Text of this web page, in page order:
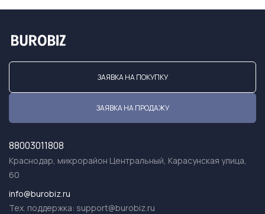
ЗАЯВКА НА ПОКУПКУ
ЗАЯВКА НА ПРОДАЖУ
88003011808
Краснодар, микрорайон Центральный, Карасунская улица,
60
info@burobiz.ru
Тех. поддержка: support@burobiz.ru